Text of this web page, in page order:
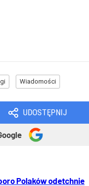
Wiadomości
UDOSTĘPNIJ
Polaków odetchnie